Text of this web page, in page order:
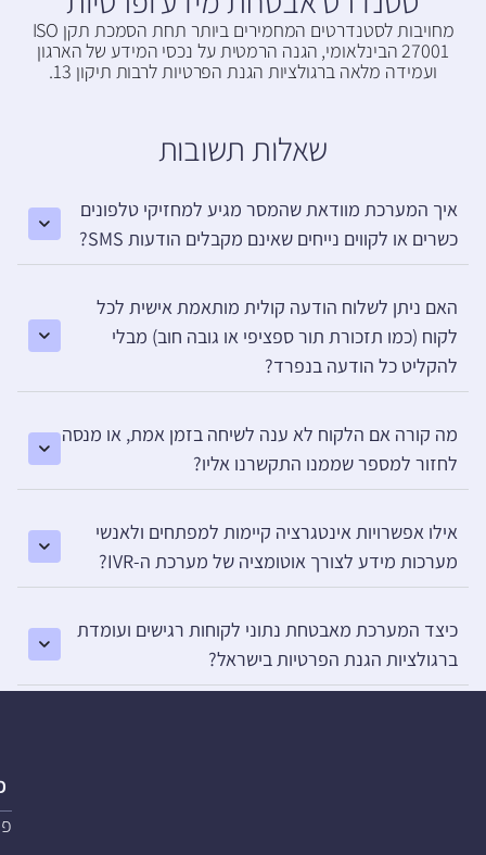
מחויבות לסטנדרטים המחמירים ביותר תחת הסמכת תקן ISO
27001 הבינלאומי, הגנה הרמטית על נכסי המידע של הארגון
ועמידה מלאה ברגולציות הגנת הפרטיות לרבות תיקון 13.
שאלות תשובות
איך המערכת מוודאת שהמסר מגיע למחזיקי טלפונים
כשרים או לקווים נייחים שאינם מקבלים הודעות SMS?
האם ניתן לשלוח הודעה קולית מותאמת אישית לכל
לקוח (כמו תזכורת תור ספציפי או גובה חוב) מבלי
להקליט כל הודעה בנפרד?
מה קורה אם הלקוח לא ענה לשיחה בזמן אמת, או מנסה
לחזור למספר שממנו התקשרנו אליו?
אילו אפשרויות אינטגרציה קיימות למפתחים ולאנשי
מערכות מידע לצורך אוטומציה של מערכת ה-IVR?
כיצד המערכת מאבטחת נתוני לקוחות רגישים ועומדת
ברגולציות הגנת הפרטיות בישראל?